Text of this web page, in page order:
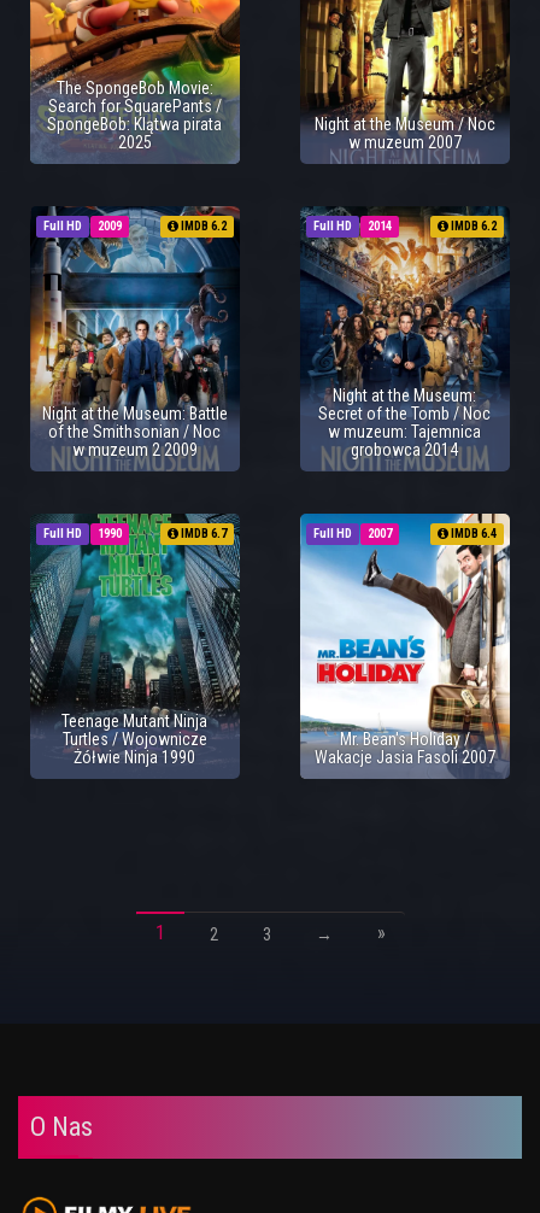
The SpongeBob Movie:
Search for SquarePants /
SpongeBob: Klątwa pirata
2025
Night at the Museum / Noc
w muzeum 2007
Full HD 2009 IMDB 6.2
Night at the Museum: Battle
of the Smithsonian / Noc
w muzeum 2 2009
Full HD 2014 IMDB 6.2
Night at the Museum:
Secret of the Tomb / Noc
w muzeum: Tajemnica
grobowca 2014
Full HD 1990 IMDB 6.7
Teenage Mutant Ninja
Turtles / Wojownicze
Żółwie Ninja 1990
Full HD 2007 IMDB 6.4
Mr. Bean's Holiday /
Wakacje Jasia Fasoli 2007
1 2 3 → »
O Nas